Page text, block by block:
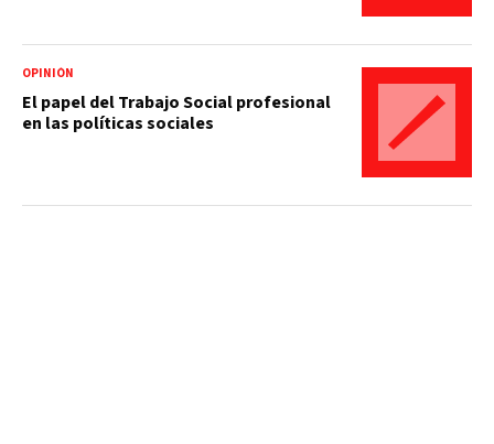
OPINIÓN
El papel del Trabajo Social profesional
en las políticas sociales